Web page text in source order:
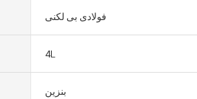
فولادی بی لکنی
4L
بنزین